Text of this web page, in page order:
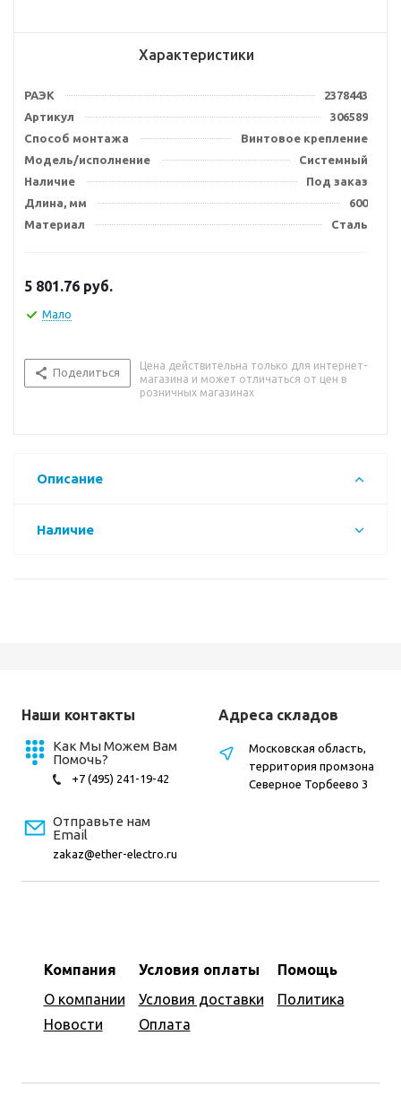
Характеристики
РАЭК
2378443
Артикул
306589
Способ монтажа
Винтовое крепление
Модель/исполнение
Системный
Наличие
Под заказ
Длина, мм
600
Материал
Сталь
5 801.76 руб.
Мало
Поделиться
Цена действительна только для интернет-
магазина и может отличаться от цен в
розничных магазинах
Описание
Наличие
Наши контакты
Как Мы Можем Вам
Помочь?
+7 (495) 241-19-42
Отправьте нам
Email
zakaz@ether-electro.ru
Компания
О компании
Новости
Условия оплаты
Условия доставки
Оплата
Помощь
Политика
Адреса складов
Московская область,
территория промзона
Северное Торбеево 3